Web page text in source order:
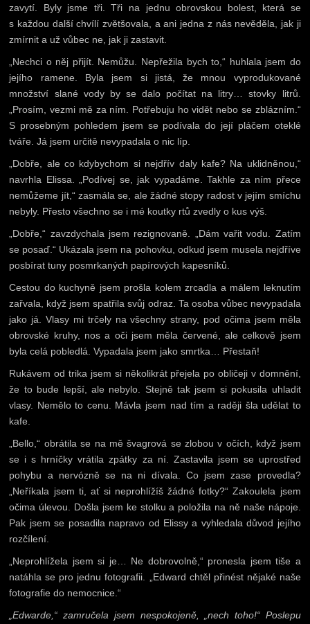
zavytí. Byly jsme tři. Tři na jednu obrovskou bolest, která se
s každou další chvílí zvětšovala, a ani jedna z nás nevěděla, jak ji
zmírnit a už vůbec ne, jak ji zastavit.
„Nechci o něj přijít. Nemůžu. Nepřežila bych to,“ huhlala jsem do
jejího ramene. Byla jsem si jistá, že mnou vyprodukované
množství slané vody by se dalo počítat na litry… stovky litrů.
„Prosím, vezmi mě za ním. Potřebuju ho vidět nebo se zblázním.“
S prosebným pohledem jsem se podívala do její pláčem oteklé
tváře. Já jsem určitě nevypadala o nic líp.
„Dobře, ale co kdybychom si nejdřív daly kafe? Na uklidněnou,“
navrhla Elissa. „Podívej se, jak vypadáme. Takhle za ním přece
nemůžeme jít,“ zasmála se, ale žádné stopy radost v jejím smíchu
nebyly. Přesto všechno se i mé koutky rtů zvedly o kus výš.
„Dobře,“ zavzdychala jsem rezignovaně. „Dám vařit vodu. Zatím
se posaď.“ Ukázala jsem na pohovku, odkud jsem musela nejdříve
posbírat tuny posmrkaných papírových kapesníků.
Cestou do kuchyně jsem prošla kolem zrcadla a málem leknutím
zařvala, když jsem spatřila svůj odraz. Ta osoba vůbec nevypadala
jako já. Vlasy mi trčely na všechny strany, pod očima jsem měla
obrovské kruhy, nos a oči jsem měla červené, ale celkově jsem
byla celá pobledlá. Vypadala jsem jako smrtka… Přestaň!
Rukávem od trika jsem si několikrát přejela po obličeji v domnění,
že to bude lepší, ale nebylo. Stejně tak jsem si pokusila uhladit
vlasy. Nemělo to cenu. Mávla jsem nad tím a raději šla udělat to
kafe.
„Bello,“ obrátila se na mě švagrová se zlobou v očích, když jsem
se i s hrníčky vrátila zpátky za ní. Zastavila jsem se uprostřed
pohybu a nervózně se na ni dívala. Co jsem zase provedla?
„Neříkala jsem ti, ať si neprohlížíš žádné fotky?“ Zakoulela jsem
očima úlevou. Došla jsem ke stolku a položila na ně naše nápoje.
Pak jsem se posadila napravo od Elissy a vyhledala důvod jejího
rozčílení.
„Neprohlížela jsem si je… Ne dobrovolně,“ pronesla jsem tiše a
natáhla se pro jednu fotografii. „Edward chtěl přinést nějaké naše
fotografie do nemocnice.“
„Edwarde,“ zamručela jsem nespokojeně, „nech toho!“ Poslepu